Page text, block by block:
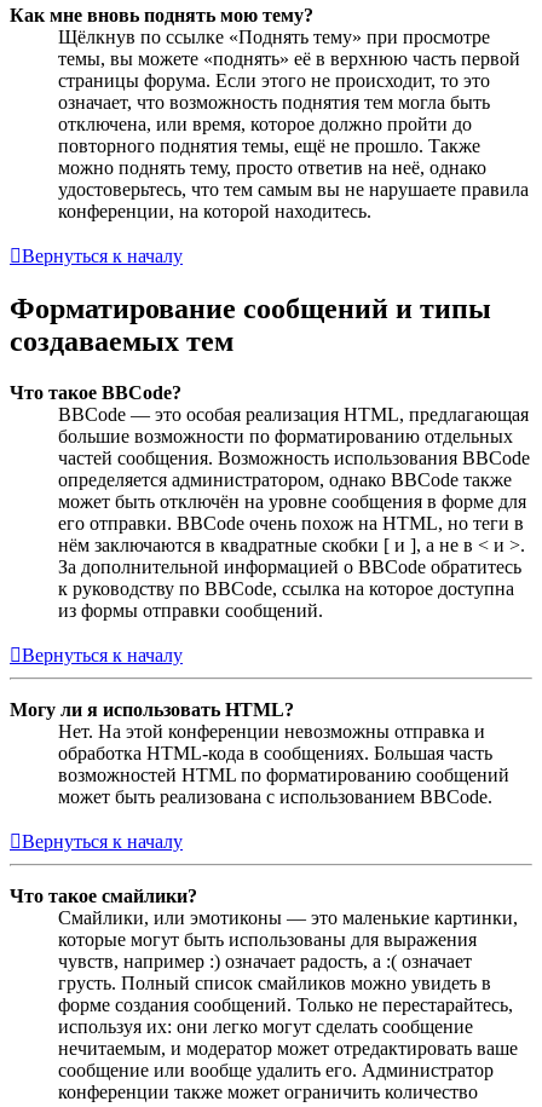
Как мне вновь поднять мою тему?
Щёлкнув по ссылке «Поднять тему» при просмотре
темы, вы можете «поднять» её в верхнюю часть первой
страницы форума. Если этого не происходит, то это
означает, что возможность поднятия тем могла быть
отключена, или время, которое должно пройти до
повторного поднятия темы, ещё не прошло. Также
можно поднять тему, просто ответив на неё, однако
удостоверьтесь, что тем самым вы не нарушаете правила
конференции, на которой находитесь.
Вернуться к началу
Форматирование сообщений и типы
создаваемых тем
Что такое BBCode?
BBCode — это особая реализация HTML, предлагающая
большие возможности по форматированию отдельных
частей сообщения. Возможность использования BBCode
определяется администратором, однако BBCode также
может быть отключён на уровне сообщения в форме для
его отправки. BBCode очень похож на HTML, но теги в
нём заключаются в квадратные скобки [ и ], а не в < и >.
За дополнительной информацией о BBCode обратитесь
к руководству по BBCode, ссылка на которое доступна
из формы отправки сообщений.
Вернуться к началу
Могу ли я использовать HTML?
Нет. На этой конференции невозможны отправка и
обработка HTML-кода в сообщениях. Большая часть
возможностей HTML по форматированию сообщений
может быть реализована с использованием BBCode.
Вернуться к началу
Что такое смайлики?
Смайлики, или эмотиконы — это маленькие картинки,
которые могут быть использованы для выражения
чувств, например :) означает радость, а :( означает
грусть. Полный список смайликов можно увидеть в
форме создания сообщений. Только не перестарайтесь,
используя их: они легко могут сделать сообщение
нечитаемым, и модератор может отредактировать ваше
сообщение или вообще удалить его. Администратор
конференции также может ограничить количество